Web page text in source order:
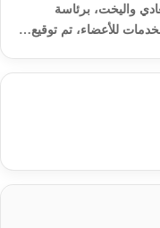
واليخت، برئاسة
للأعضاء، تم توقيع…